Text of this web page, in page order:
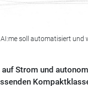
soll automatisiert und
Strom und